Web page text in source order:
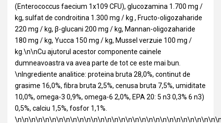
(Enterococcus faecium 1x109 CFU), glucozamina 1.700 mg /
kg, sulfat de condroitina 1.300 mg / kg , Fructo-oligozaharide
220 mg / kg, β-glucani 200 mg / kg, Mannan-oligozaharide
180 mg / kg, Yucca 150 mg / kg, Mussel verzuie 100 mg /
kg.\n\nCu ajutorul acestor componente cainele
dumneavoastra va avea parte de tot ce este mai bun.
\nIngrediente analitice: proteina bruta 28,0%, continut de
grasime 16,0%, fibra bruta 2,5%, cenusa bruta 7,5%, umiditate
10,0%, omega-3 0,9%, omega-6 2,0%, EPA 20: 5 n3 0,3% 6 n3)
0,5%, calciu 1,5%, fosfor 1,1%.